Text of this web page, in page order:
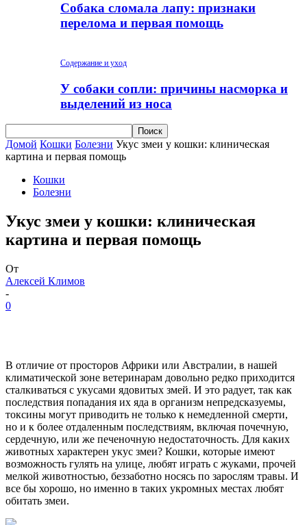
Собака сломала лапу: признаки
перелома и первая помощь
Содержание и уход
У собаки сопли: причины насморка и
выделений из носа
Домой Кошки Болезни Укус змеи у кошки: клиническая
картина и первая помощь
Кошки
Болезни
Укус змеи у кошки: клиническая
картина и первая помощь
От
Алексей Климов
-
0
В отличие от просторов Африки или Австралии, в нашей
климатической зоне ветеринарам довольно редко приходится
сталкиваться с укусами ядовитых змей. И это радует, так как
последствия попадания их яда в организм непредсказуемы,
токсины могут приводить не только к немедленной смерти,
но и к более отдаленным последствиям, включая почечную,
сердечную, или же печеночную недостаточность. Для каких
животных характерен укус змеи? Кошки, которые имеют
возможность гулять на улице, любят играть с жуками, прочей
мелкой животностью, беззаботно носясь по зарослям травы. И
все бы хорошо, но именно в таких укромных местах любят
обитать змеи.